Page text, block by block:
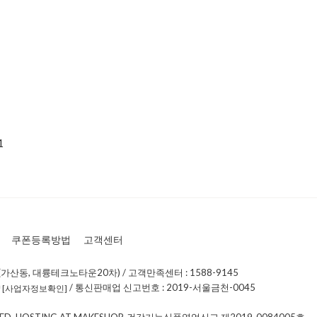
쿠폰등록방법 고객센터
산동, 대륭테크노타운20차) / 고객만족센터 : 1588-9145
[사업자정보확인] / 통신판매업 신고번호 : 2019-서울금천-0045